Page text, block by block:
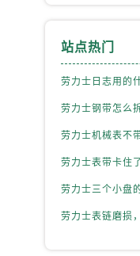
站点热门